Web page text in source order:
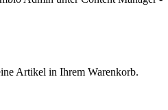
Artikel in Ihrem Warenkorb.